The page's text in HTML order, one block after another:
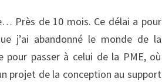
Près de 10 mois. Ce délai a pour
j’ai abandonné le monde de la
passer à celui de la PME, où
projet de la conception au support